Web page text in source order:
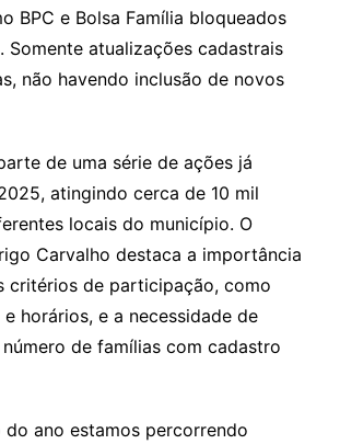
BPC e Bolsa Família bloqueados
Somente atualizações cadastrais
não havendo inclusão de novos
de uma série de ações já
atingindo cerca de 10 mil
locais do município. O
Carvalho destaca a importância
critérios de participação, como
horários, e a necessidade de
de famílias com cadastro
do ano estamos percorrendo